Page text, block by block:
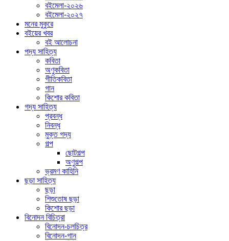
বইমেলা-২০২৬
বইমেলা-২০২৭
মনের মুকুরে
বইয়ের খবর
বই আলোচনা
পদ্য সাহিত্য
কবিতা
অণুকবিতা
গীতিকবিতা
গান
কিশোর কবিতা
গদ্য সাহিত্য
প্রবন্ধ
নিবন্ধ
মুক্ত গদ্য
গল্প
ছোটগল্প
অণুগল্প
ভ্রমণ কাহিনি
ছড়া সাহিত্য
ছড়া
শিশুতোষ ছড়া
কিশোর ছড়া
বিনোদন বিচিত্রা
বিনোদন-চলচিত্র
বিনোদন-গান